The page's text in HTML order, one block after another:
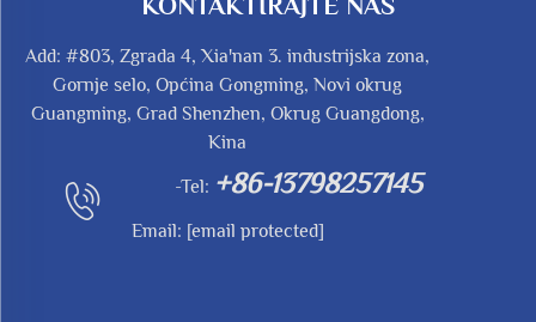
Add: #803, Zgrada 4, Xia'nan 3. industrijska zona,
Gornje selo, Općina Gongming, Novi okrug
Guangming, Grad Shenzhen, Okrug Guangdong,
Kina
-Tel: +86-13798257145
Email: [email protected]